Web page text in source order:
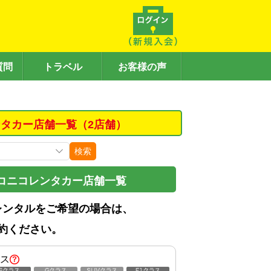
問 トラベル お客様の声
カー店舗一覧（2店舗）
検索
ニコレンタカー店舗一覧
タルをご希望の場合は、
ください。